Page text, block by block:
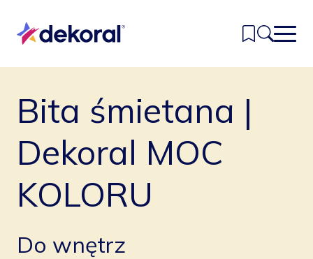
głównej
treści
Inspiracje
Kolory
Produkty
Znajdź sklep
Kontakt
Bita śmietana |
Dekoral MOC
KOLORU
Do wnętrz